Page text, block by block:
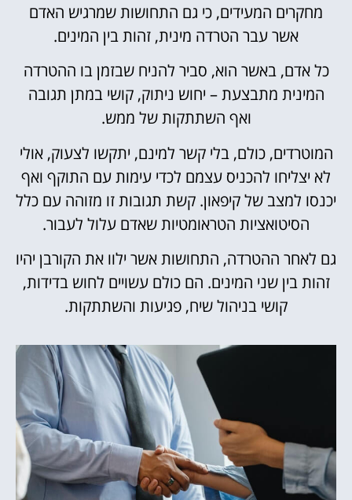
מחקרים המעידים, כי גם התחושות שמרגיש האדם
אשר עבר הטרדה מינית, זהות בין המינים.
כל אדם, באשר הוא, סביר להניח שבזמן בו ההטרדה
המינית מתבצעת – יחוש ניתוק, קושי במתן תגובה
ואף השתתקות של ממש.
המוטרדים, כולם, בלי קשר למינם, יתקשו לצעוק, אולי
לא יצליחו להכניס עצמם לכדי עימות עם התוקף ואף
יכנסו למצב של קיפאון. קשת תגובות זו מזוהה עם כלל
הסיטואציות הטראומטיות שאדם עלול לעבור.
גם לאחר ההטרדה, התחושות אשר ילוו את הקורבן יהיו
זהות בין שני המינים. הם כולם עשויים לחוש בדידות,
קושי בניהול שיח, פגיעות והשתתקות.